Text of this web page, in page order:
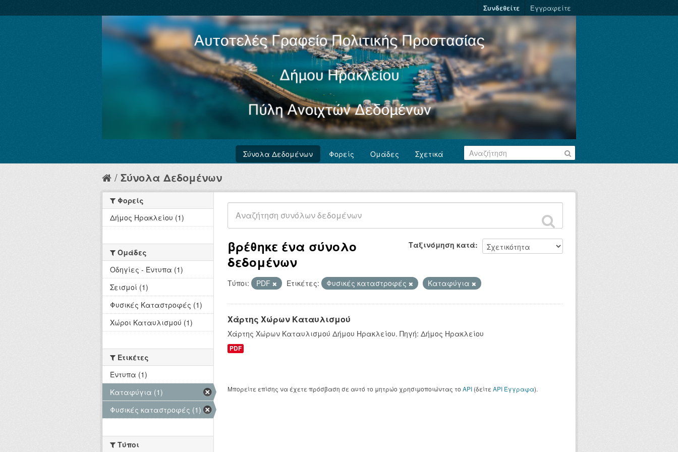
Συνδεθείτε Εγγραφείτε
Σύνολα Δεδομένων Φορείς Ομάδες Σχετικά
Σύνολα Δεδομένων
Ταξινόμηση κατά
βρέθηκε ένα σύνολο
δεδομένων
Τύποι: PDF Ετικέτες: Φυσικές καταστροφές Καταφύγια
Χάρτης Χώρων Καταυλισμού
Χάρτης Χώρων Καταυλισμού Δήμου Ηρακλείου. Πηγή: Δήμος Ηρακλείου
PDF
Μπορείτε επίσης να έχετε πρόσβαση σε αυτό το μητρώο χρησιμοποιώντας το API (δείτε API Έγγραφα).
Φορείς
Δήμος Ηρακλείου (1)
Ομάδες
Οδηγίες - Έντυπα (1)
Σεισμοί (1)
Φυσικές Καταστροφές (1)
Χώροι Καταυλισμού (1)
Ετικέτες
Έντυπα (1)
Καταφύγια (1)
Φυσικές καταστροφές (1)
Τύποι